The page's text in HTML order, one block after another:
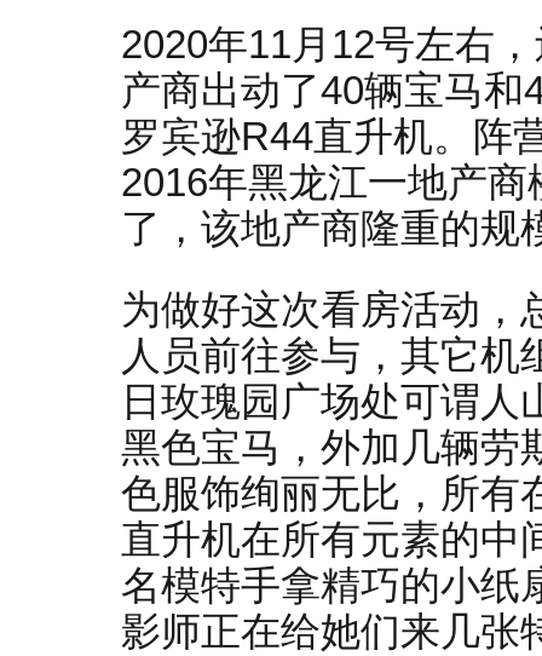
2020年11月12号左右
产商出动了40辆宝马
罗宾逊R44直升机。阵
2016年黑龙江一地产
了，该地产商隆重的规
为做好这次看房活动
人员前往参与，其它
日玫瑰园广场处可谓
黑色宝马，外加几辆劳
色服饰绚丽无比，所有
直升机在所有元素的中
名模特手拿精巧的小纸
影师正在给她们来几张